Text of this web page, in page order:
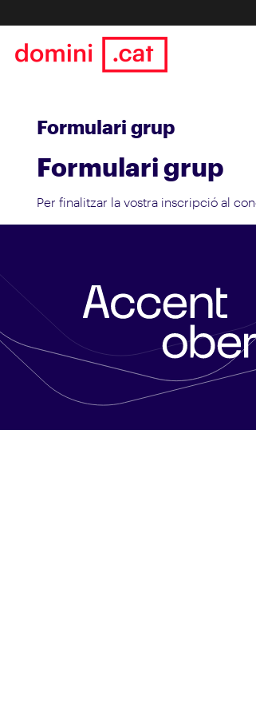
Formulari grup
Formulari grup
Per finalitzar la vostra inscripció al